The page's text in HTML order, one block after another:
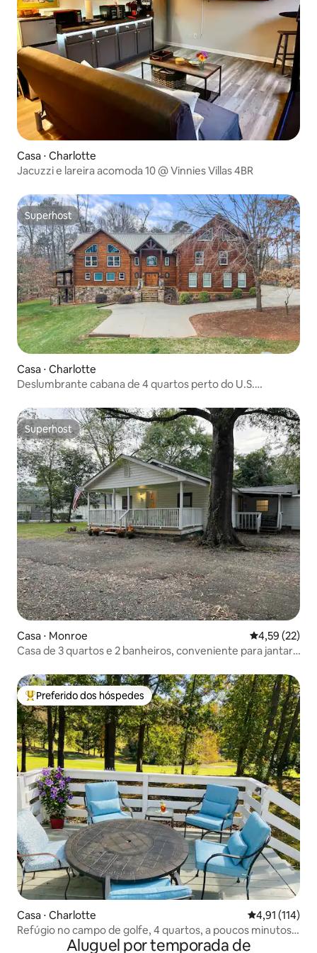
Casa ⋅ Charlotte
Jacuzzi e lareira acomoda 10 @ Vinnies Villas 4BR
Superhost
Superhost
Casa ⋅ Charlotte
Deslumbrante cabana de 4 quartos perto do U.S.
Superhost
Superhost
Casa ⋅ Monroe 4,59 de uma
4,59 (22)
Casa de 3 quartos e 2 banheiros, conveniente para jantar,
Entre os melhores preferidos dos hóspedes
Preferido dos hóspedes
Casa ⋅ Charlotte 4,91 de uma
4,91 (114)
Refúgio no campo de golfe, 4 quartos, a poucos minutos
de BallantyneAluguel por temporada de